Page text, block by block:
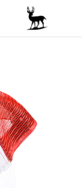
تخطي للذهاب إلى